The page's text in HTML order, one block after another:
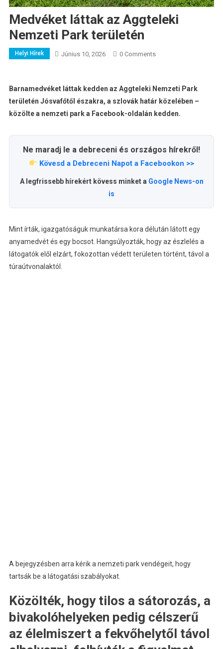
Medvéket láttak az Aggteleki
Nemzeti Park területén
Helyi Hírek Június 10, 2026 0 Comments
Barnamedvéket láttak kedden az Aggteleki Nemzeti Park
területén Jósvafőtől északra, a szlovák határ közelében –
közölte a nemzeti park a Facebook-oldalán kedden.
Ne maradj le a debreceni és országos hírekről!
Kövesd a Debreceni Napot a Facebookon >>
A legfrissebb hírekért kövess minket a Google News-on
is
Mint írták, igazgatóságuk munkatársa kora délután látott egy
anyamedvét és egy bocsot. Hangsúlyozták, hogy az észlelés a
látogatók elől elzárt, fokozottan védett területen történt, távol a
túraútvonalaktól.
A bejegyzésben arra kérik a nemzeti park vendégeit, hogy
tartsák be a látogatási szabályokat.
Közölték, hogy tilos a sátorozás, a
bivakolóhelyeken pedig célszerű
az élelmiszert a fekvőhelytől távol